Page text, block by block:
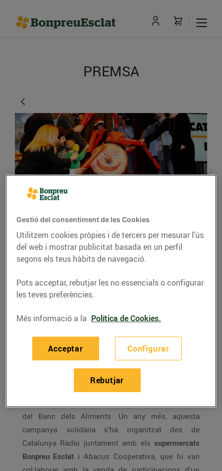
PREMSA
El 9è Tió Solidari recull
més de 46.600 quilos de
menjar infantil
01/de febrer/2017
La novena edició de la campanya solidària
Ràdio i Abacus Cooperativa ha aconseguit
recollir 46.603 quilos d’aliments destinats
als infants de famílies en situació de
precarietat alimentària.
L’edició d’enguany del Tió Solidari ha recollit
del Banc dels Aliments. Un any més, aquesta
campanya solidària s’ha organitzat des de
Catalunya Ràdio juntament amb els supermercats
Bonpreu Esclat i Abacus Cooperativa, que hi van
Gestió del consentiment de les Cookies
Utilitzem cookies pròpies i de tercers per mesurar l’ús
del web i mostrar publicitat basada en un perfil
segons els teus hàbits de navegació.
Pots acceptar, rebutjar les no essencials o configurar
les teves preferències.
Més informació a la Política de Cookies.
Configurar
Rebutjar
Acceptar